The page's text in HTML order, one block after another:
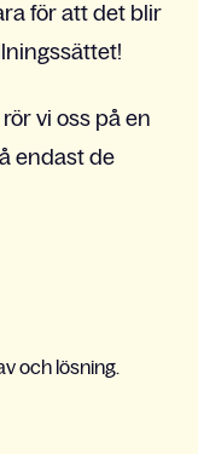
för att det blir
vi oss på en
endast de
och lösning.